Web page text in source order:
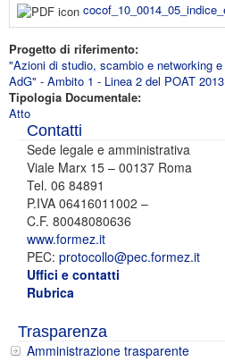
Progetto di riferimento:
"Azioni di studio, scambio e networking
AdG" - Ambito 1 - Linea 2 del POAT
Tipologia Documentale:
Atto
Contatti
Sede legale e amministrativa
Viale Marx 15 – 00137 Roma
Tel. 06 84891
P.IVA 06416011002 –
C.F. 80048080636
www.formez.it
PEC: protocollo@pec.formez.it
Uffici e contatti
Rubrica
Trasparenza
Amministrazione trasparente